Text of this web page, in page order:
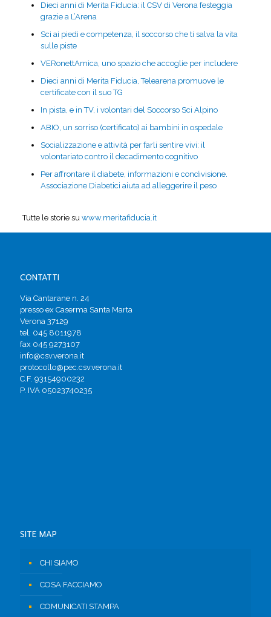
Dieci anni di Merita Fiducia: il CSV di Verona festeggia
grazie a L’Arena
Sci ai piedi e competenza, il soccorso che ti salva la vita
sulle piste
VERonettAmica, uno spazio che accoglie per includere
Dieci anni di Merita Fiducia, Telearena promuove le
certificate con il suo TG
In pista, e in TV, i volontari del Soccorso Sci Alpino
ABIO, un sorriso (certificato) ai bambini in ospedale
Socializzazione e attività per farli sentire vivi: il
volontariato contro il decadimento cognitivo
Per affrontare il diabete, informazioni e condivisione.
Associazione Diabetici aiuta ad alleggerire il peso
Tutte le storie su www.meritafiducia.it
CONTATTI
Via Cantarane n. 24
presso ex Caserma Santa Marta
Verona 37129
tel. 045 8011978
fax 045 9273107
info@csv.verona.it
protocollo@pec.csv.verona.it
C.F. 93154900232
P. IVA 05023740235
SITE MAP
CHI SIAMO
COSA FACCIAMO
COMUNICATI STAMPA